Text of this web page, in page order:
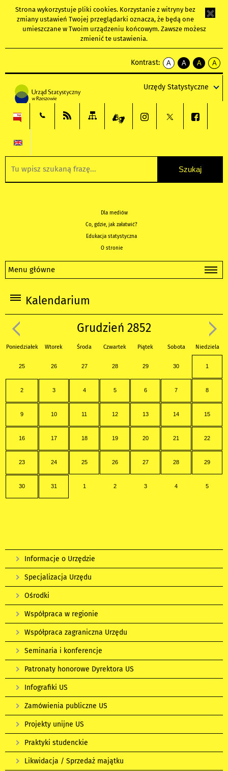
Strona wykorzystuje pliki cookies. Korzystanie z witryny bez
zmiany ustawień Twojej przeglądarki oznacza, że będą one
umieszczane w Twoim urządzeniu końcowym. Zawsze możesz
zmienić te ustawienia.
Kontrast:
A
kontrast
A
kontrast
tekst
czarnym
A
kontrast
tekst
czarnym
A
tekst
żółtym
Urzędy Statystyczne
Dla mediów
Co, gdzie, jak załatwić?
Edukacja statystyczna
O stronie
Menu główne
Kalendarium
Grudzień 2852
Poniedziałek Wtorek Środa Czwartek Piątek Sobota Niedziela
25 26 27 28 29 30 1
2 3 4 5 6 7 8
9 10 11 12 13 14 15
16 17 18 19 20 21 22
23 24 25 26 27 28 29
30 31 1 2 3 4 5
Informacje o Urzędzie
Specjalizacja Urzędu
Ośrodki
Współpraca w regionie
Współpraca zagraniczna Urzędu
Seminaria i konferencje
Patronaty honorowe Dyrektora US
Infografiki US
Zamówienia publiczne US
Projekty unijne US
Praktyki studenckie
Likwidacja / Sprzedaż majątku